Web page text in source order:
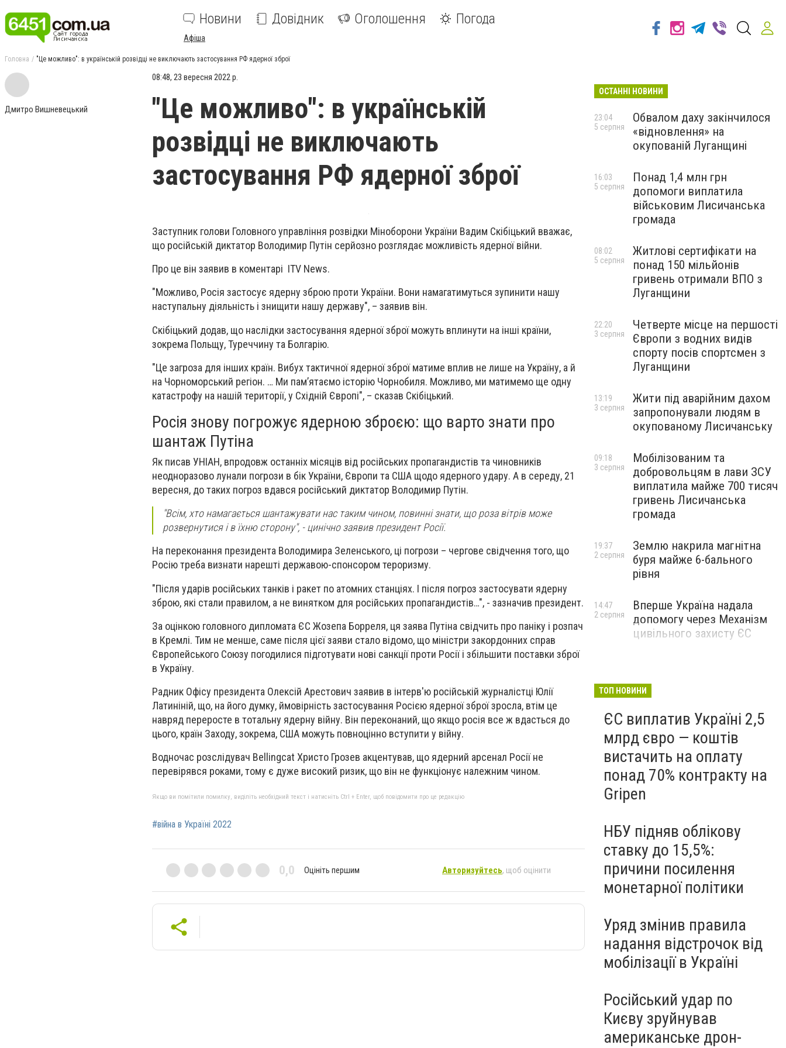
Новини Довідник Оголошення Погода
Афіша
Головна "Це можливо": в українській розвідці не виключають застосування РФ ядерної зброї
Дмитро Вишневецький
08:48, 23 вересня 2022 р.
"Це можливо": в українській
розвідці не виключають
застосування РФ ядерної зброї
Заступник голови Головного управління розвідки Міноборони України Вадим Скібіцький вважає,
що російській диктатор Володимир Путін серйозно розглядає можливість ядерної війни.
Про це він заявив в коментарі ITV News.
"Можливо, Росія застосує ядерну зброю проти України. Вони намагатимуться зупинити нашу
наступальну діяльність і знищити нашу державу", – заявив він.
Скібіцький додав, що наслідки застосування ядерної зброї можуть вплинути на інші країни,
зокрема Польщу, Туреччину та Болгарію.
"Це загроза для інших країн. Вибух тактичної ядерної зброї матиме вплив не лише на Україну, а й
на Чорноморський регіон. … Ми пам’ятаємо історію Чорнобиля. Можливо, ми матимемо ще одну
катастрофу на нашій території, у Східній Європі", – сказав Скібіцький.
Росія знову погрожує ядерною зброєю: що варто знати про
шантаж Путіна
Як писав УНІАН, впродовж останніх місяців від російських пропагандистів та чиновників
неодноразово лунали погрози в бік України, Європи та США щодо ядерного удару. А в середу, 21
вересня, до таких погроз вдався російський диктатор Володимир Путін.
"Всім, хто намагається шантажувати нас таким чином, повинні знати, що роза вітрів може
розвернутися і в їхню сторону", - цинічно заявив президент Росії.
На переконання президента Володимира Зеленського, ці погрози – чергове свідчення того, що
Росію треба визнати нарешті державою-спонсором тероризму.
"Після ударів російських танків і ракет по атомних станціях. І після погроз застосувати ядерну
зброю, які стали правилом, а не винятком для російських пропагандистів…", - зазначив президент.
За оцінкою головного дипломата ЄС Жозепа Борреля, ця заява Путіна свідчить про паніку і розпач
в Кремлі. Тим не менше, саме після цієї заяви стало відомо, що міністри закордонних справ
Європейського Союзу погодилися підготувати нові санкції проти Росії і збільшити поставки зброї
в Україну.
Радник Офісу президента Олексій Арестович заявив в інтерв'ю російській журналістці Юлії
Латиніній, що, на його думку, ймовірність застосування Росією ядерної зброї зросла, втім це
навряд переросте в тотальну ядерну війну. Він переконаний, що якщо росія все ж вдасться до
цього, країн Заходу, зокрема, США можуть повноцінно вступити у війну.
Водночас розслідувач Bellingcat Христо Грозев акцентував, що ядерний арсенал Росії не
перевірявся роками, тому є дуже високий ризик, що він не функціонує належним чином.
Якщо ви помітили помилку, виділіть необхідний текст і натисніть Ctrl + Enter, щоб повідомити про це редакцію
#війна в Україні 2022
0,0 Оцініть першим Авторизуйтесь, щоб оцінити
ОСТАННІ НОВИНИ
Обвалом даху закінчилося
«відновлення» на
окупованій Луганщині
23:04
5 серпня
Понад 1,4 млн грн
допомоги виплатила
військовим Лисичанська
громада
16:03
5 серпня
Житлові сертифікати на
понад 150 мільйонів
гривень отримали ВПО з
Луганщини
08:02
5 серпня
Четверте місце на першості
Європи з водних видів
спорту посів спортсмен з
Луганщини
22:20
3 серпня
Жити під аварійним дахом
запропонували людям в
окупованому Лисичанську
13:19
3 серпня
Мобілізованим та
добровольцям в лави ЗСУ
виплатила майже 700 тисяч
гривень Лисичанська
громада
09:18
3 серпня
Землю накрила магнітна
буря майже 6-бального
рівня
19:37
2 серпня
Вперше Україна надала
допомогу через Механізм
цивільного захисту ЄС
14:47
2 серпня
ТОП НОВИНИ
ЄС виплатив Україні 2,5
млрд євро — коштів
вистачить на оплату
понад 70% контракту на
Gripen
НБУ підняв облікову
ставку до 15,5%:
причини посилення
монетарної політики
Уряд змінив правила
надання відстрочок від
мобілізації в Україні
Російський удар по
Києву зруйнував
американське дрон-